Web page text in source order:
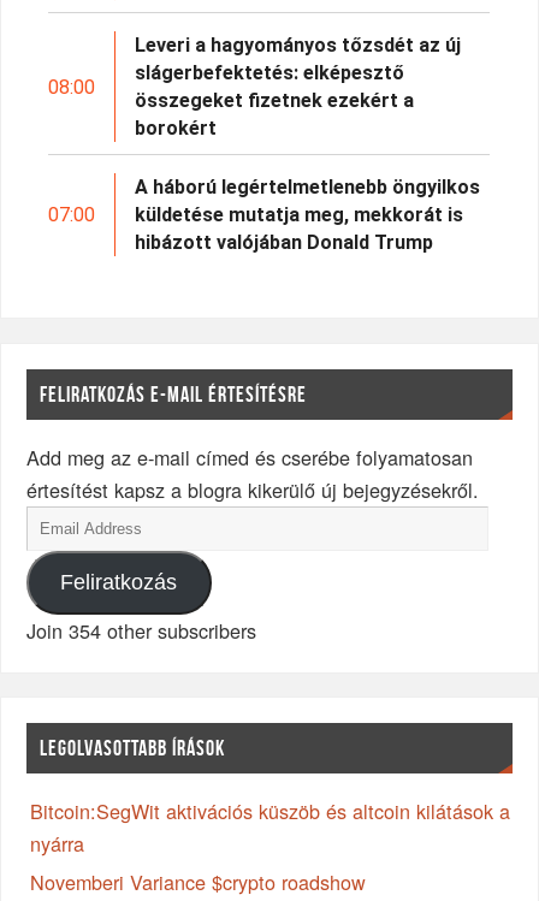
08:00
Leveri a hagyományos tőzsdét az új
slágerbefektetés: elképesztő
összegeket fizetnek ezekért a
borokért
07:00
A háború legértelmetlenebb öngyilkos
küldetése mutatja meg, mekkorát is
hibázott valójában Donald Trump
FELIRATKOZÁS E-MAIL ÉRTESÍTÉSRE
Add meg az e-mail címed és cserébe folyamatosan
értesítést kapsz a blogra kikerülő új bejegyzésekről.
Feliratkozás
Join 354 other subscribers
LEGOLVASOTTABB ÍRÁSOK
Bitcoin:SegWit aktivációs küszöb és altcoin kilátások a
nyárra
Novemberi Variance $crypto roadshow